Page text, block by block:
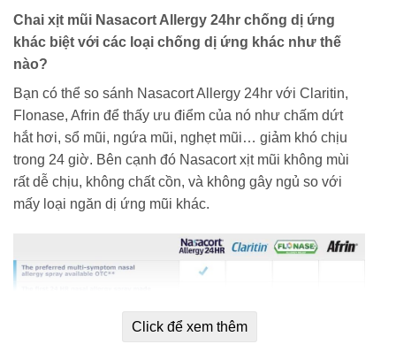
Chai xịt mũi Nasacort Allergy 24hr chống dị ứng
khác biệt với các loại chống dị ứng khác như thế
nào?
Bạn có thể so sánh Nasacort Allergy 24hr với Claritin,
Flonase, Afrin để thấy ưu điểm của nó như chấm dứt
hắt hơi, sổ mũi, ngứa mũi, nghẹt mũi… giảm khó chịu
trong 24 giờ. Bên cạnh đó Nasacort xịt mũi không mùi
rất dễ chịu, không chất cồn, và không gây ngủ so với
mấy loại ngăn dị ứng mũi khác.
Click để xem thêm